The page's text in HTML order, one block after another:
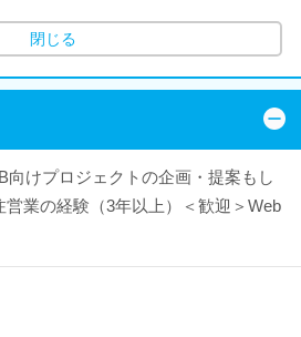
閉じる
向けプロジェクトの企画・提案もし
営業の経験（3年以上）＜歓迎＞Web